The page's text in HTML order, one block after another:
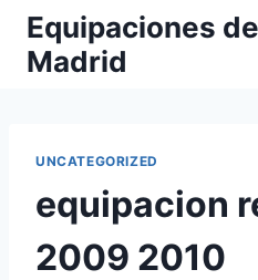
Saltar
contenido
Equipaciones
Madrid
UNCATEGORIZED
equipacion
2009 2010